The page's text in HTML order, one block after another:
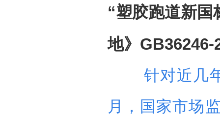
“塑胶跑道新
地》GB36246-
针对近几
月，国家市场